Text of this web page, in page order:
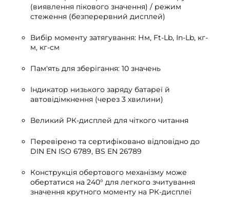
(виявлення пікового значення) / режим
стеження (безперервний дисплей)
Вибір моменту затягування: Нм, Ft-Lb, In-Lb, кг-
м, кг-см
Пам'ять для зберігання: 10 значень
Індикатор низького заряду батареї й
автовідімкнення (через 3 хвилини)
Великий РК-дисплей для чіткого читання
Перевірено та сертифіковано відповідно до
DIN EN ISO 6789, BS EN 26789
Конструкція обертового механізму може
обертатися на 240° для легкого зчитування
значення крутного моменту на РК-дисплеї